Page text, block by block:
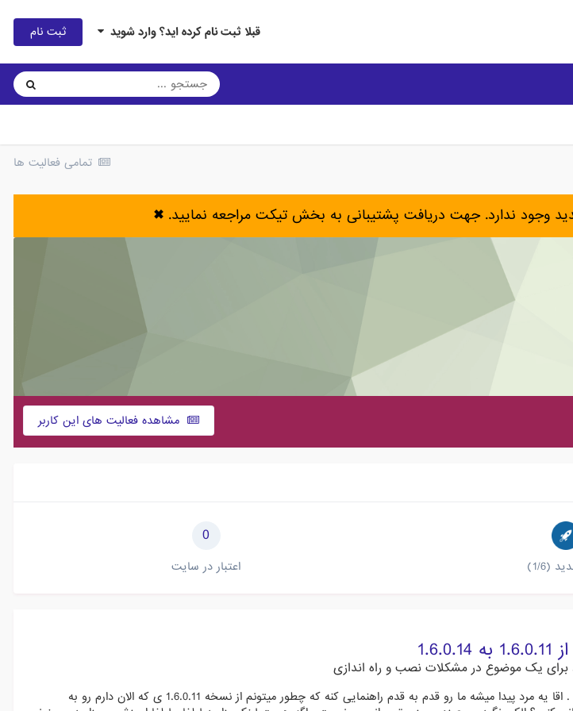
قبلا ثبت نام کرده اید؟ وارد شوید ثبت نام
تمامی فعالیت ها
وجود ندارد. جهت دریافت پشتیبانی به بخش تیکت مراجعه نمایید.✖
مشاهده فعالیت های این کاربر
(1/6)
0
اعتبار در سایت
برای یک موضوع در مشکلات نصب و راه اندازی
درود بر همه دوستان خوبم . اقا یه مرد پیدا میشه ما رو قدم به قدم راهنمایی کنه که چطور میتونم از نسخه 1.6.0.11 ی که الان دارم رو به